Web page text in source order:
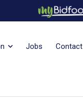
Jobs Contact